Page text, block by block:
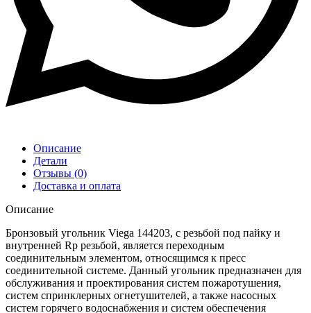
Описание
Детали
Отзывы (0)
Доставка и оплата
Описание
Бронзовый угольник Viega 144203, с резьбой под пайку и
внутренней Rp резьбой, является переходным
соединительным элементом, относящимся к пресс
соединительной системе. Данный угольник предназначен для
обслуживания и проектирования систем пожаротушения,
систем спринклерных огнетушителей, а также насосных
систем горячего водоснабжения и систем обеспечения